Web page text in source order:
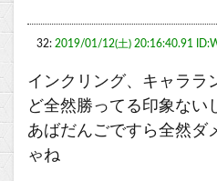
32: 2019/01/12(土) 20:16:40.91
インクリング、キャララ
ど全然勝ってる印象ない
あばだんごですら全然ダ
ゃね